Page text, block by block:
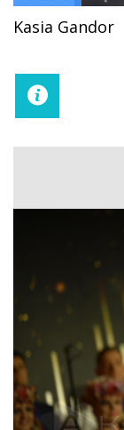
Kasia Gandor